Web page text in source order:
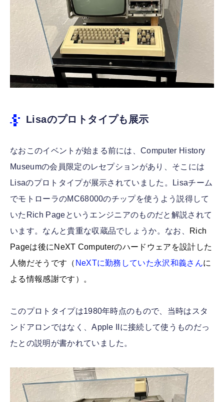
Lisaのプロトタイプも展示
なおこのイベントが始まる前には、Computer History
Museumの会員限定のレセプションがあり、そこには
Lisaのプロトタイプが展示されていました。Lisaチーム
でモトローラのMC68000のチップを使うよう説得して
いたRich Pageというエンジニアのものだと解説されて
います。なんと貴重な収蔵品でしょうか。なお、
Rich
Pageは後にNeXT Computerのハードウェアを設計した
人物だそうです（ NeXTに勤務していた永沢和義さんに
よる情報感謝です）。
このプロトタイプは1980年時点のもので、当時はスタ
ンドアロンではなく、Apple IIに接続して使うものだっ
たとの説明が書かれていました。